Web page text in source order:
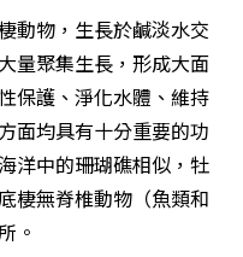
動物，生長於鹹淡水交
量聚集生長，形成大面
保護、淨化水體、維持
面均具有十分重要的功
洋中的珊瑚礁相似，牡
棲無脊椎動物（魚類和
。